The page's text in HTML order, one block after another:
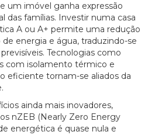
um imóvel ganha expressão
das famílias. Investir numa casa
A ou A+ permite uma redução
energia e água, traduzindo-se
Tecnologias como
com isolamento térmico e
eficiente tornam-se aliados da
ainda mais inovadores,
nZEB (Nearly Zero Energy
energética é quase nula e